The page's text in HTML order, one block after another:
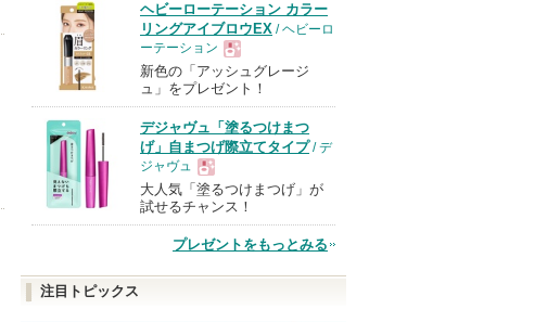
ヘビーローテーション カラー
リングアイブロウEX / ヘビーロ
ーテーション
現
品
新色の「アッシュグレージ
ュ」をプレゼント！
デジャヴュ「塗るつけまつ
げ」自まつげ際立てタイプ/ デ
ジャヴュ
現
品
大人気「塗るつけまつげ」が
試せるチャンス！
プレゼントをもっとみる
注目トピックス